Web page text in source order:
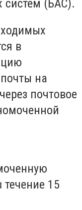
систем (БАС).
в
на
почтовое
15